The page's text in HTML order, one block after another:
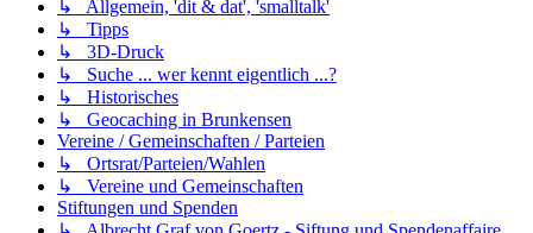
↳ Allgemein, 'dit & dat', 'smalltalk'
↳ Tipps
↳ 3D-Druck
↳ Suche ... wer kennt eigentlich ...?
↳ Historisches
↳ Geocaching in Brunkensen
Vereine / Gemeinschaften / Parteien
↳ Ortsrat/Parteien/Wahlen
↳ Vereine und Gemeinschaften
Stiftungen und Spenden